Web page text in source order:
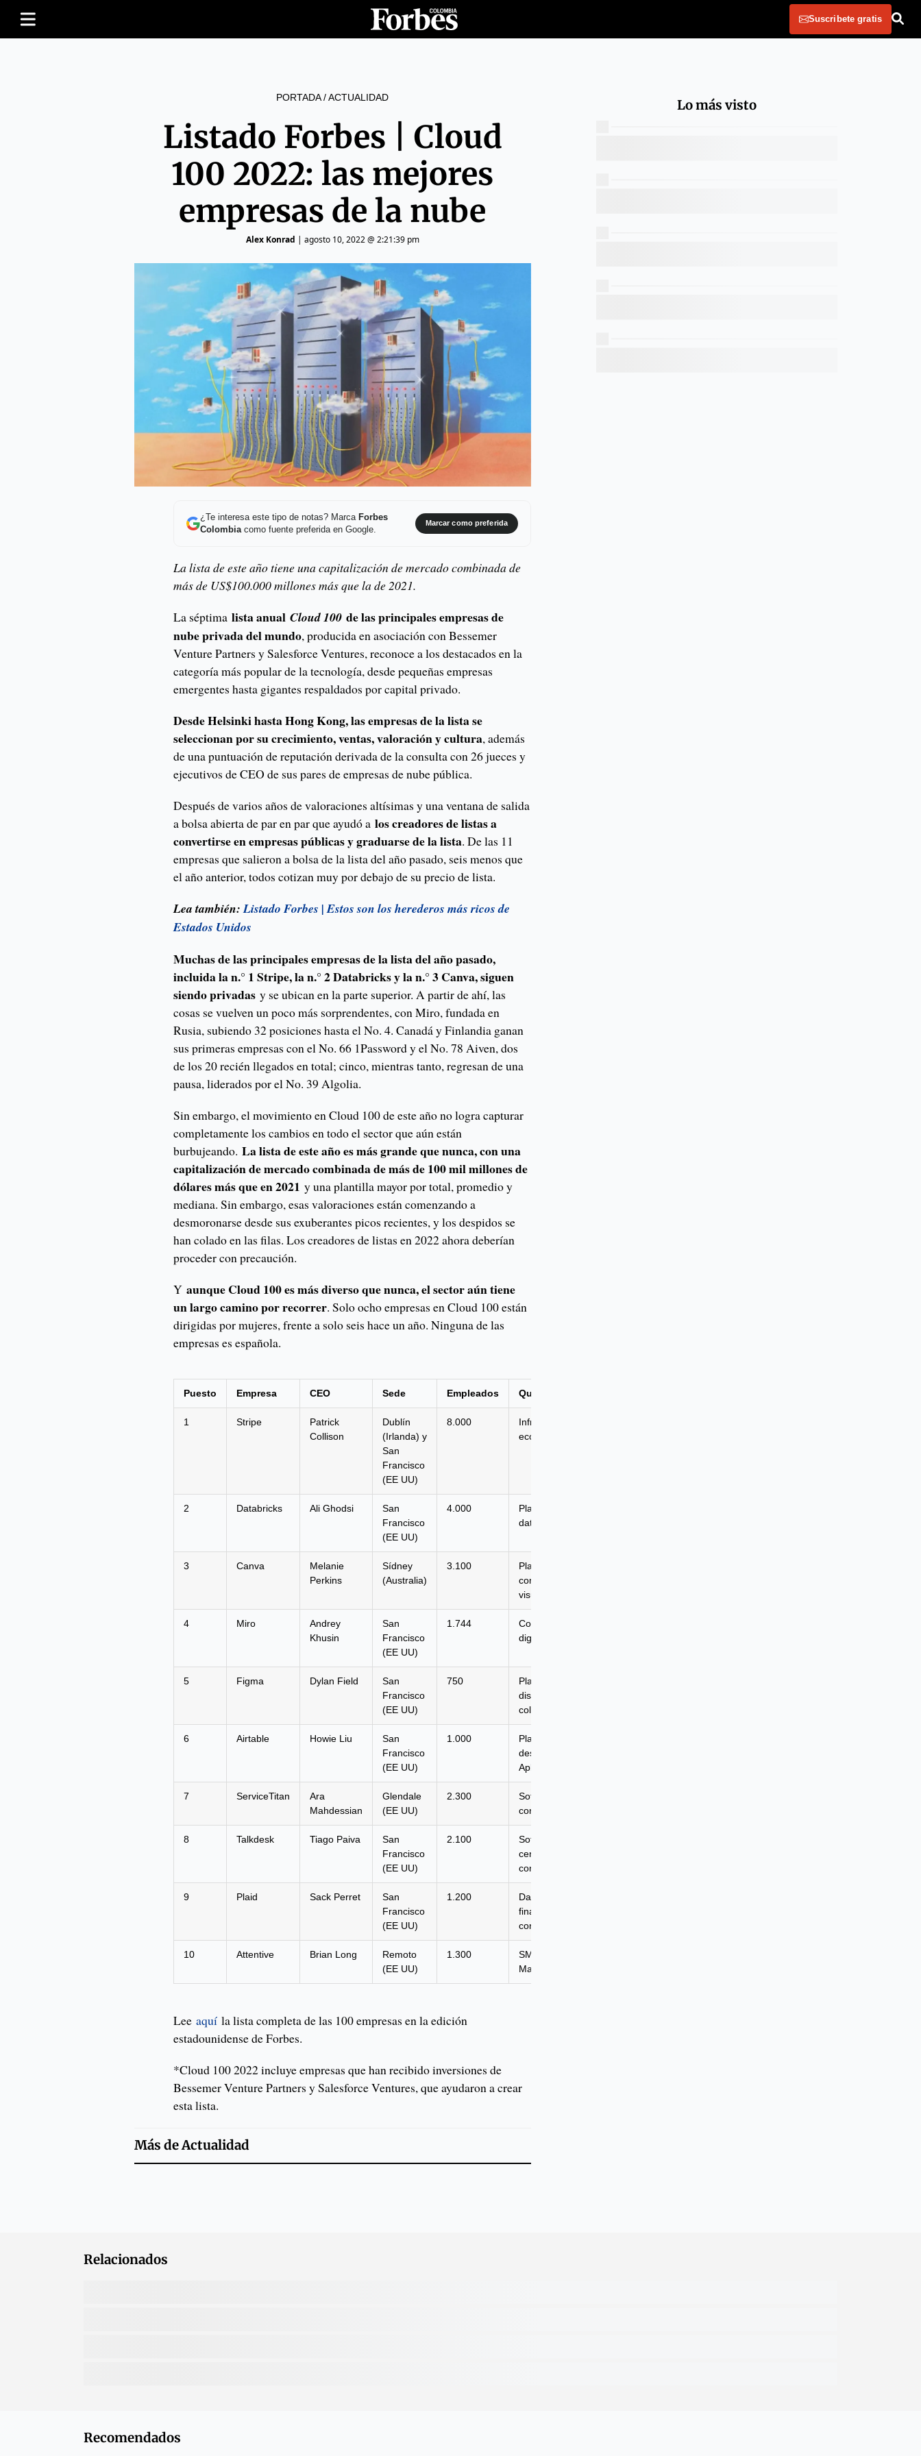
Suscribete gratis
PORTADA/ACTUALIDAD
Listado Forbes | Cloud
100 2022: las mejores
empresas de la nube
Alex Konrad | agosto 10, 2022 @ 2:21:39 pm
¿Te interesa este tipo de notas? Marca Forbes
Colombiacomo fuente preferida en Google.
Marcar como preferida
La lista de este año tiene una capitalización de mercado combinada de
más de US$100.000 millones más que la de 2021.
La séptimalista anualCloud 100 de las principales empresas de
nube privada del mundo, producida en asociación con Bessemer
Venture Partners y Salesforce Ventures, reconoce a los destacados en la
categoría más popular de la tecnología, desde pequeñas empresas
emergentes hasta gigantes respaldados por capital privado.
Desde Helsinki hasta Hong Kong, las empresas de la lista se
seleccionan por su crecimiento, ventas, valoración y cultura, además
de una puntuación de reputación derivada de la consulta con 26 jueces y
ejecutivos de CEO de sus pares de empresas de nube pública.
Después de varios años de valoraciones altísimas y una ventana de salida
a bolsa abierta de par en par que ayudó alos creadores de listas a
convertirse en empresas públicas y graduarse de la lista. De las 11
empresas que salieron a bolsa de la lista del año pasado, seis menos que
el año anterior, todos cotizan muy por debajo de su precio de lista.
Lea también:Listado Forbes | Estos son los herederos más ricos de
Estados Unidos
Muchas de las principales empresas de la lista del año pasado,
incluida la n.° 1 Stripe, la n.° 2 Databricks y la n.° 3 Canva, siguen
siendo privadas y se ubican en la parte superior. A partir de ahí, las
cosas se vuelven un poco más sorprendentes, con Miro, fundada en
Rusia, subiendo 32 posiciones hasta el No. 4. Canadá y Finlandia ganan
sus primeras empresas con el No. 66 1Password y el No. 78 Aiven, dos
de los 20 recién llegados en total; cinco, mientras tanto, regresan de una
pausa, liderados por el No. 39 Algolia.
Sin embargo, el movimiento en Cloud 100 de este año no logra capturar
completamente los cambios en todo el sector que aún están
burbujeando.La lista de este año es más grande que nunca, con una
capitalización de mercado combinada de más de 100 mil millones de
dólares más que en 2021 y una plantilla mayor por total, promedio y
mediana. Sin embargo, esas valoraciones están comenzando a
desmoronarse desde sus exuberantes picos recientes, y los despidos se
han colado en las filas. Los creadores de listas en 2022 ahora deberían
proceder con precaución.
Yaunque Cloud 100 es más diverso que nunca, el sector aún tiene
un largo camino por recorrer. Solo ocho empresas en Cloud 100 están
dirigidas por mujeres, frente a solo seis hace un año. Ninguna de las
empresas es española.
Puesto Empresa CEO Sede Empleados Qué hace
1 Stripe
Patrick
Collison
Dublín
(Irlanda) y
San
Francisco
(EE UU)
8.000
Infraestructura
económica
2 Databricks Ali Ghodsi
San
Francisco
(EE UU)
4.000
Plataforma de
datos e IA
3 Canva
Melanie
Perkins
Sídney
(Australia)
3.100
Plataforma de
comunicación
visual
4 Miro
Andrey
Khusin
San
Francisco
(EE UU)
1.744
Colaboración
digital
5 Figma Dylan Field
San
Francisco
(EE UU)
750
Plataforma de
diseño
colaborativo
6 Airtable Howie Liu
San
Francisco
(EE UU)
1.000
Plataforma de
desarrollo de
Aplicaciones
7 ServiceTitan
Ara
Mahdessian
Glendale
(EE UU)
2.300
Software de
contratista
8 Talkdesk Tiago Paiva
San
Francisco
(EE UU)
2.100
Software de
centro de
contactos
9 Plaid Sack Perret
San
Francisco
(EE UU)
1.200
Datos
financieros y
conectividad
10 Attentive Brian Long
Remoto
(EE UU)
1.300
SMS
Marketing
Leeaquí la lista completa de las 100 empresas en la edición
estadounidense de Forbes.
*Cloud 100 2022 incluye empresas que han recibido inversiones de
Bessemer Venture Partners y Salesforce Ventures, que ayudaron a crear
esta lista.
Más deActualidad
Lo más visto
Relacionados
Recomendados